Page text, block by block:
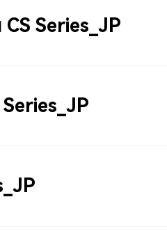
Series_JP